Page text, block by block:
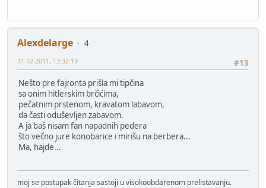
Alexdelarge
4
#13
11-12-2011, 13:32:19
Nešto pre fajronta prišla mi tipčina
sa onim hitlerskim brčićima,
pečatnim prstenom, kravatom labavom,
da časti oduševljen zabavom.
A ja baš nisam fan napadnih pedera
što večno jure konobarice i mirišu na berbera...
Ma, hajde...
moj se postupak čitanja sastoji u visokoobdarenom prelistavanju.